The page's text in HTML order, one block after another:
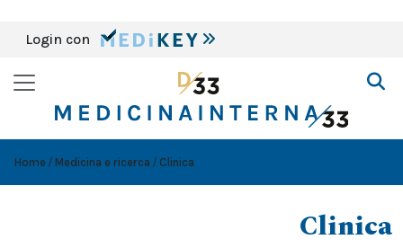
Login con
Home Medicina e ricerca Clinica
Clinica